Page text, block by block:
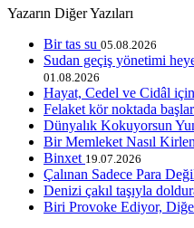
Yazarın Diğer Yazıları
Bir tas su 05.08.2026
Sudan geçiş yönetimi
01.08.2026
Hayat, Cedel ve Cidâl
Felaket kör noktada başlar
Dünyalık Kokuyorsun
Bir Memleket Nasıl
Binxet 19.07.2026
Çalınan Sadece Para
Denizi çakıl taşıyla
Biri Provoke Ediyor,